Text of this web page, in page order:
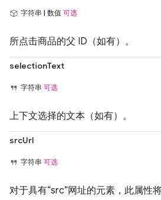
字符串 | 数值 可选
所点击商品的父 ID（如有）。
selectionText
字符串 可选
上下文选择的文本（如有）。
srcUrl
字符串 可选
对于具有“src”网址的元素，此属性将